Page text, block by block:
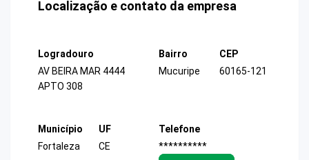
Localização e contato da empresa
Logradouro
AV BEIRA MAR 4444
APTO 308
Bairro
Mucuripe
CEP
60165-121
Município
Fortaleza
UF
CE
Telefone
**********